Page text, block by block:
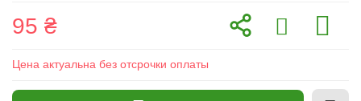
95 ₴
Цена актуальна без отсрочки оплаты